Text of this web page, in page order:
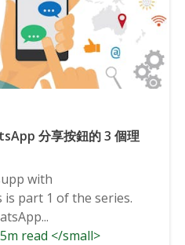
分享按鈕的 3 個理
with
part 1 of the series.
read </small>